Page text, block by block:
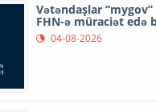
Vətəndaşlar
FHN-ə müraciət edə
04-08-2026